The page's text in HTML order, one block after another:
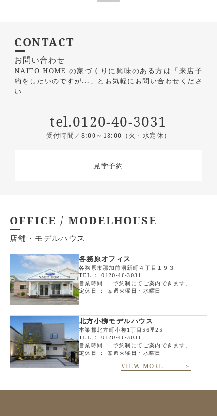
CONTACT
お問い合わせ
NAITO HOME の家づくりに興味のある方は 「来店予
約をしたいのですが...」とお気軽にお問い合わせくださ
い
tel.0120-40-3031
受付時間／8:00～18:00（火・水定休）
見学予約
OFFICE / MODELHOUSE
店舗・モデルハウス
各務原オフィス
各務原市那加前洞新町４丁目１９３
TEL ：0120-40-3031
営業時間 ： 予約制にてご案内できます。
定休日 ： 毎週火曜日・水曜日
北方小柳モデルハウス
本巣郡北方町小柳1丁目56番25
TEL ：0120-40-3031
営業時間 ： 予約制にてご案内できます。
定休日 ： 毎週火曜日・水曜日
VIEW MORE ＞